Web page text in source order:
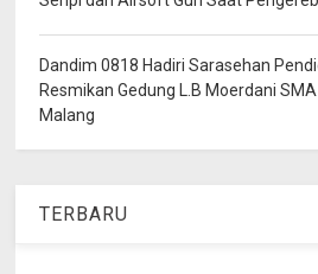
Dandim 0818 Hadiri Sarasehan
Resmikan Gedung L.B Moerdani
Malang
TERBARU